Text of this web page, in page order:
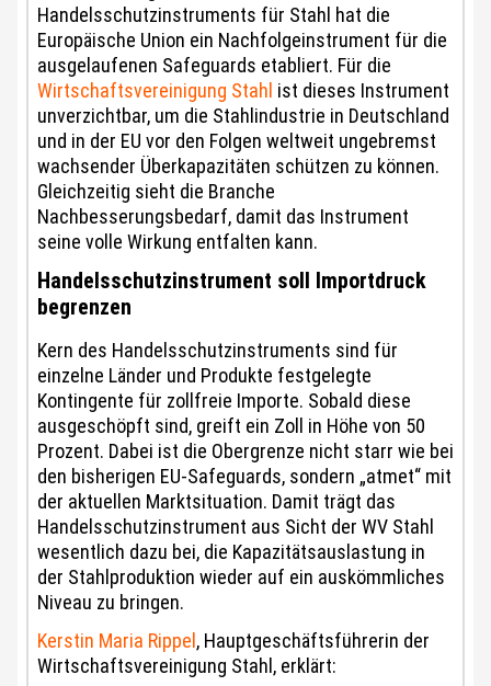
Handelsschutzinstruments für Stahl hat die
Europäische Union ein Nachfolgeinstrument für die
ausgelaufenen Safeguards etabliert. Für die
Wirtschaftsvereinigung Stahl ist dieses Instrument
unverzichtbar, um die Stahlindustrie in Deutschland
und in der EU vor den Folgen weltweit ungebremst
wachsender Überkapazitäten schützen zu können.
Gleichzeitig sieht die Branche
Nachbesserungsbedarf, damit das Instrument
seine volle Wirkung entfalten kann.
Handelsschutzinstrument soll Importdruck
begrenzen
Kern des Handelsschutzinstruments sind für
einzelne Länder und Produkte festgelegte
Kontingente für zollfreie Importe. Sobald diese
ausgeschöpft sind, greift ein Zoll in Höhe von 50
Prozent. Dabei ist die Obergrenze nicht starr wie bei
den bisherigen EU-Safeguards, sondern „atmet“ mit
der aktuellen Marktsituation. Damit trägt das
Handelsschutzinstrument aus Sicht der WV Stahl
wesentlich dazu bei, die Kapazitätsauslastung in
der Stahlproduktion wieder auf ein auskömmliches
Niveau zu bringen.
Kerstin Maria Rippel , Hauptgeschäftsführerin der
Wirtschaftsvereinigung Stahl, erklärt: